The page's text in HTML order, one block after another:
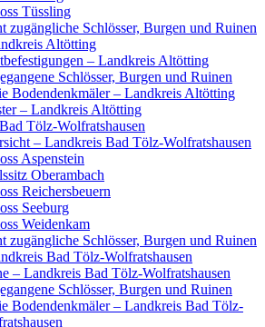
Tüssling
zugängliche Schlösser, Burgen und Ruinen
Altötting
– Landkreis Altötting
Schlösser, Burgen und Ruinen
Bodendenkmäler – Landkreis Altötting
– Landkreis Altötting
Tölz-Wolfratshausen
– Landkreis Bad Tölz-Wolfratshausen
Aspenstein
Oberambach
Reichersbeuern
Seeburg
Weidenkam
zugängliche Schlösser, Burgen und Ruinen
Bad Tölz-Wolfratshausen
– Landkreis Bad Tölz-Wolfratshausen
Schlösser, Burgen und Ruinen
Bodendenkmäler – Landkreis Bad Tölz-